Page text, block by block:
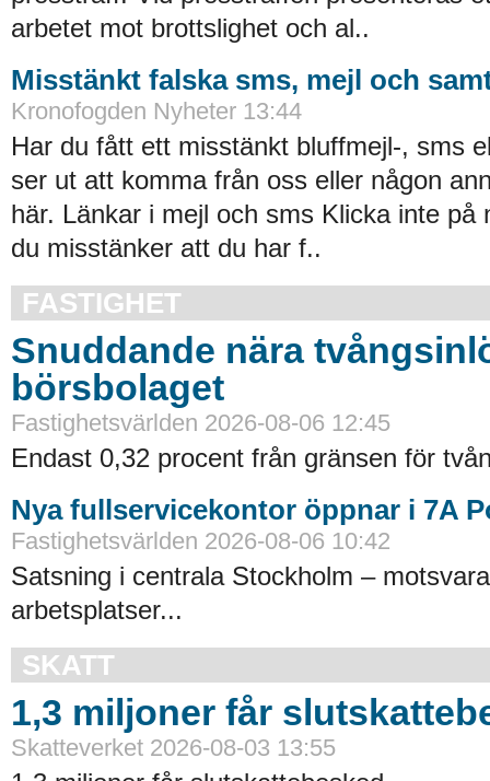
arbetet mot brottslighet och al..
Misstänkt falska sms, mejl och
Kronofogden Nyheter 13:44
Har du fått ett misstänkt bluffmejl-, sms
ser ut att komma från oss eller någon
här. Länkar i mejl och sms Klicka inte på
du misstänker att du har f..
FASTIGHET
Snuddande nära
börsbolaget
Fastighetsvärlden 2026-08-06 12:45
Endast 0,32 procent från gränsen för
Nya fullservicekontor öppnar i 7A
Fastighetsvärlden 2026-08-06 10:42
Satsning i centrala Stockholm –
arbetsplatser...
SKATT
1,3 miljoner får
Skatteverket 2026-08-03 13:55